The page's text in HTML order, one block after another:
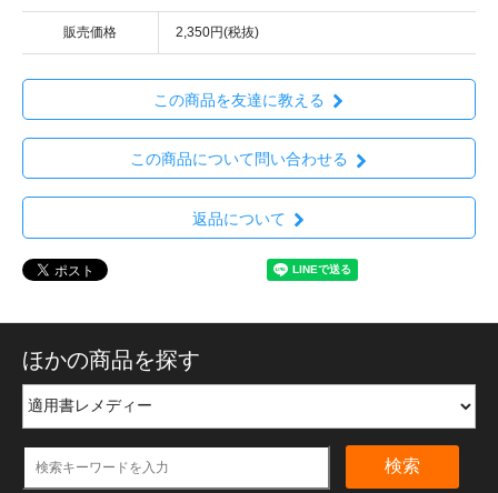
販売価格 2,350円(税抜)
この商品を友達に教える
この商品について問い合わせる
返品について
ほかの商品を探す
検索